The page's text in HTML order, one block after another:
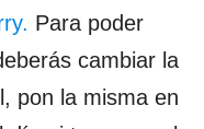
Para poder
cambiar la
pon la misma en